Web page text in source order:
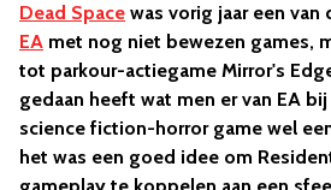
Dead Space was vorig jaar een van
EA met nog niet bewezen games,
tot parkour-actiegame Mirror's
gedaan heeft wat men er van EA
science fiction-horror game wel
het was een goed idee om